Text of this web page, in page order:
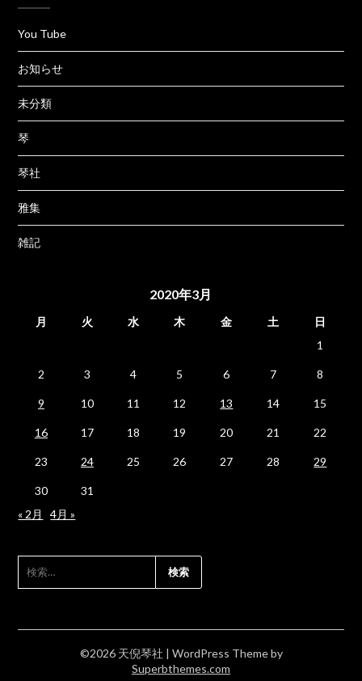
You Tube
お知らせ
未分類
琴
琴社
雅集
雑記
2020年3月
月 火 水 木 金 土
日
1
2 3 4 5 6 7 8
9 10 11 12 13 14 15
16 17 18 19 20 21 22
23 24 25 26 27 28 29
30
31
« 2月
4月 »
索:
©2026 天倪琴社 | WordPress Theme by
Superbthemes.com